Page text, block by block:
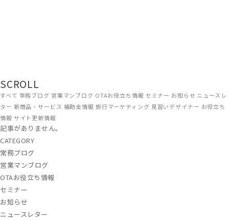
SCROLL
すべて 常務ブログ 営業マンブログ OTAお役立ち情報 セミナー お知らせ ニュースレ
ター 新商品・サービス 補助金情報 旅行マーケティング 見習いデザイナー お役立ち
情報 サイト更新情報
記事がありません。
CATEGORY
常務ブログ
営業マンブログ
OTAお役立ち情報
セミナー
お知らせ
ニュースレター